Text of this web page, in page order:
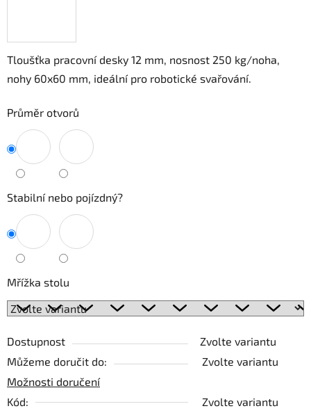
Tloušťka pracovní desky 12 mm, nosnost 250 kg/noha,
nohy 60x60 mm, ideální pro robotické svařování.
Průměr otvorů
Stabilní nebo pojízdný?
Mřížka stolu
Dostupnost
Zvolte variantu
Můžeme doručit do:
Zvolte variantu
Možnosti doručení
Kód:
Zvolte variantu